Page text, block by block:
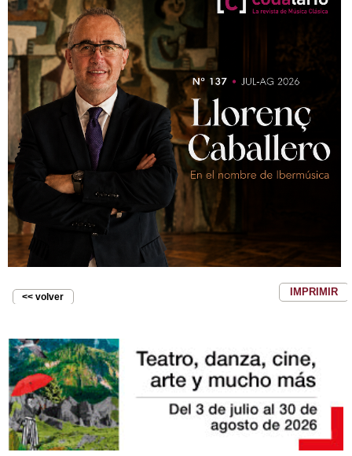
<< volver IMPRIMIR